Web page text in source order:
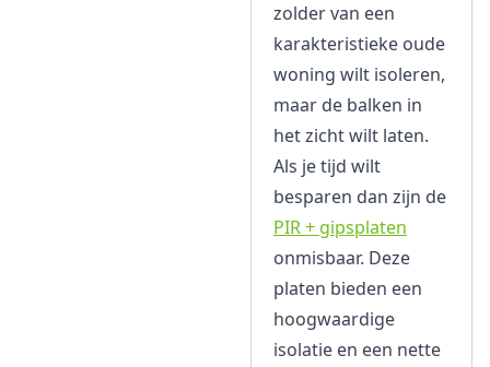
zolder van een
karakteristieke oude
woning wilt isoleren,
maar de balken in
het zicht wilt laten.
Als je tijd wilt
besparen dan zijn de
PIR + gipsplaten
onmisbaar. Deze
platen bieden een
hoogwaardige
isolatie en een nette